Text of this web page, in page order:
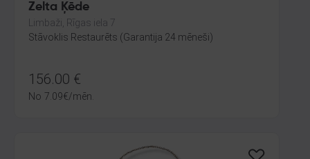
Zelta Ķēde
Limbaži, Rīgas iela 7
Stāvoklis Restaurēts (Garantija 24 mēneši)
156.00 €
No 7.09€/mēn.